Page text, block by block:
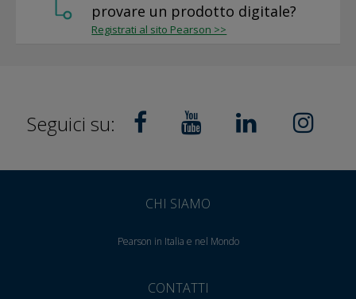
provare un prodotto digitale?
Registrati al sito Pearson >>
Seguici su:
CHI SIAMO
Pearson in Italia e nel Mondo
CONTATTI